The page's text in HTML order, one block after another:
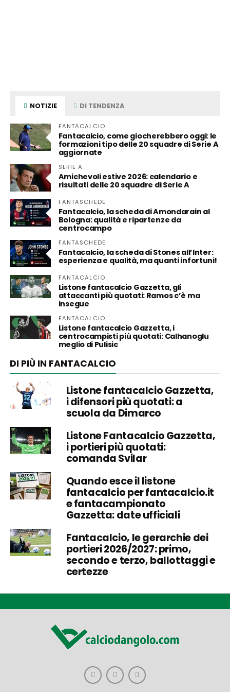
NOTIZIE DI TENDENZA
FANTACALCIO
Fantacalcio, come giocherebbero oggi: le
formazioni tipo delle 20 squadre di Serie A
aggiornate
SERIE A
Amichevoli estive 2026: calendario e
risultati delle 20 squadre di Serie A
FANTASCHEDE
Fantacalcio, la scheda di Amondarain al
Bologna: qualità e ripartenze da
centrocampo
FANTASCHEDE
Fantacalcio, la scheda di Stones all’Inter:
esperienza e qualità, ma quanti infortuni!
FANTACALCIO
Listone fantacalcio Gazzetta, gli
attaccanti più quotati: Ramos c’è ma
insegue
FANTACALCIO
Listone fantacalcio Gazzetta, i
centrocampisti più quotati: Calhanoglu
meglio di Pulisic
DI PIÙ IN FANTACALCIO
Listone fantacalcio Gazzetta,
i difensori più quotati: a
scuola da Dimarco
Listone Fantacalcio Gazzetta,
i portieri più quotati:
comanda Svilar
Quando esce il listone
fantacalcio per fantacalcio.it
e fantacampionato
Gazzetta: date ufficiali
Fantacalcio, le gerarchie dei
portieri 2026/2027: primo,
secondo e terzo, ballottaggi e
certezze